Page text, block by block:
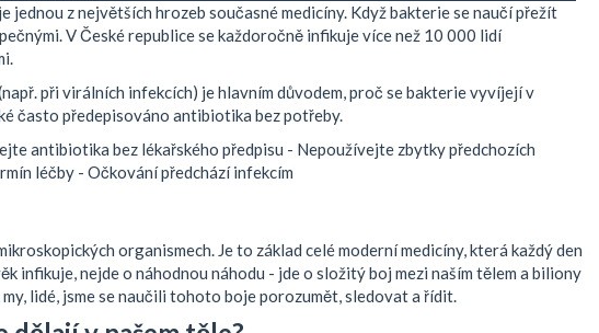
je jednou z největších hrozeb současné medicíny. Když bakterie se naučí přežít
V České republice se každoročně infikuje více než 10 000 lidí
při virálních infekcích) je hlavním důvodem, proč se bakterie vyvíjejí v
často předepisováno antibiotika bez potřeby.
antibiotika bez lékařského předpisu - Nepoužívejte zbytky předchozích
léčby - Očkování předchází infekcím
organismech. Je to základ celé moderní medicíny, která každý den
infikuje, nejde o náhodnou náhodu - jde o složitý boj mezi naším tělem a biliony
lidé, jsme se naučili tohoto boje porozumět, sledovat a řídit.